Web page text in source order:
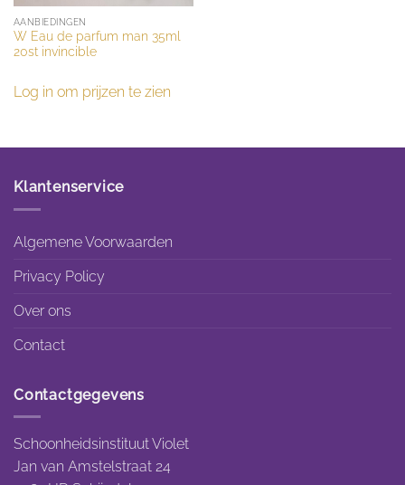
AANBIEDINGEN
W Eau de parfum man 35ml
20st invincible
Log in om prijzen te zien
Klantenservice
Algemene Voorwaarden
Privacy Policy
Over ons
Contact
Contactgegevens
Schoonheidsinstituut Violet
Jan van Amstelstraat 24